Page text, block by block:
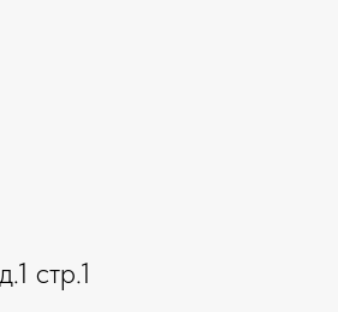
стр.1